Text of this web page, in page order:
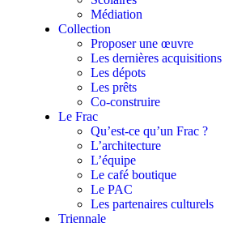
Médiation
Collection
Proposer une œuvre
Les dernières acquisitions
Les dépots
Les prêts
Co-construire
Le Frac
Qu’est-ce qu’un Frac ?
L’architecture
L’équipe
Le café boutique
Le PAC
Les partenaires culturels
Triennale